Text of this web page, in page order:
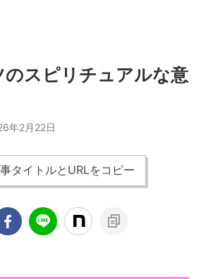
スピリチュアルな意
年2月22日
タイトルとURLをコピー